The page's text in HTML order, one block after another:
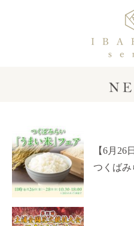
【6月26
つくばみ